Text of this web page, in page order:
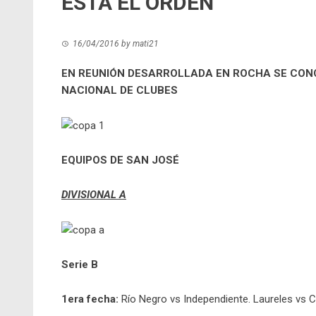
16/04/2016 by mati21
EN REUNIÓN DESARROLLADA EN ROCHA SE
NACIONAL DE CLUBES
EQUIPOS DE SAN JOSÉ
DIVISIONAL A
Serie B
1era fecha: Río Negro vs Independiente. Laureles vs